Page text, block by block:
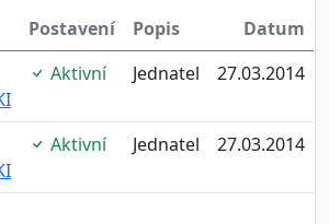
Postavení Popis
Datum
Aktivní Jednatel 27.03.2014
Aktivní Jednatel 27.03.2014